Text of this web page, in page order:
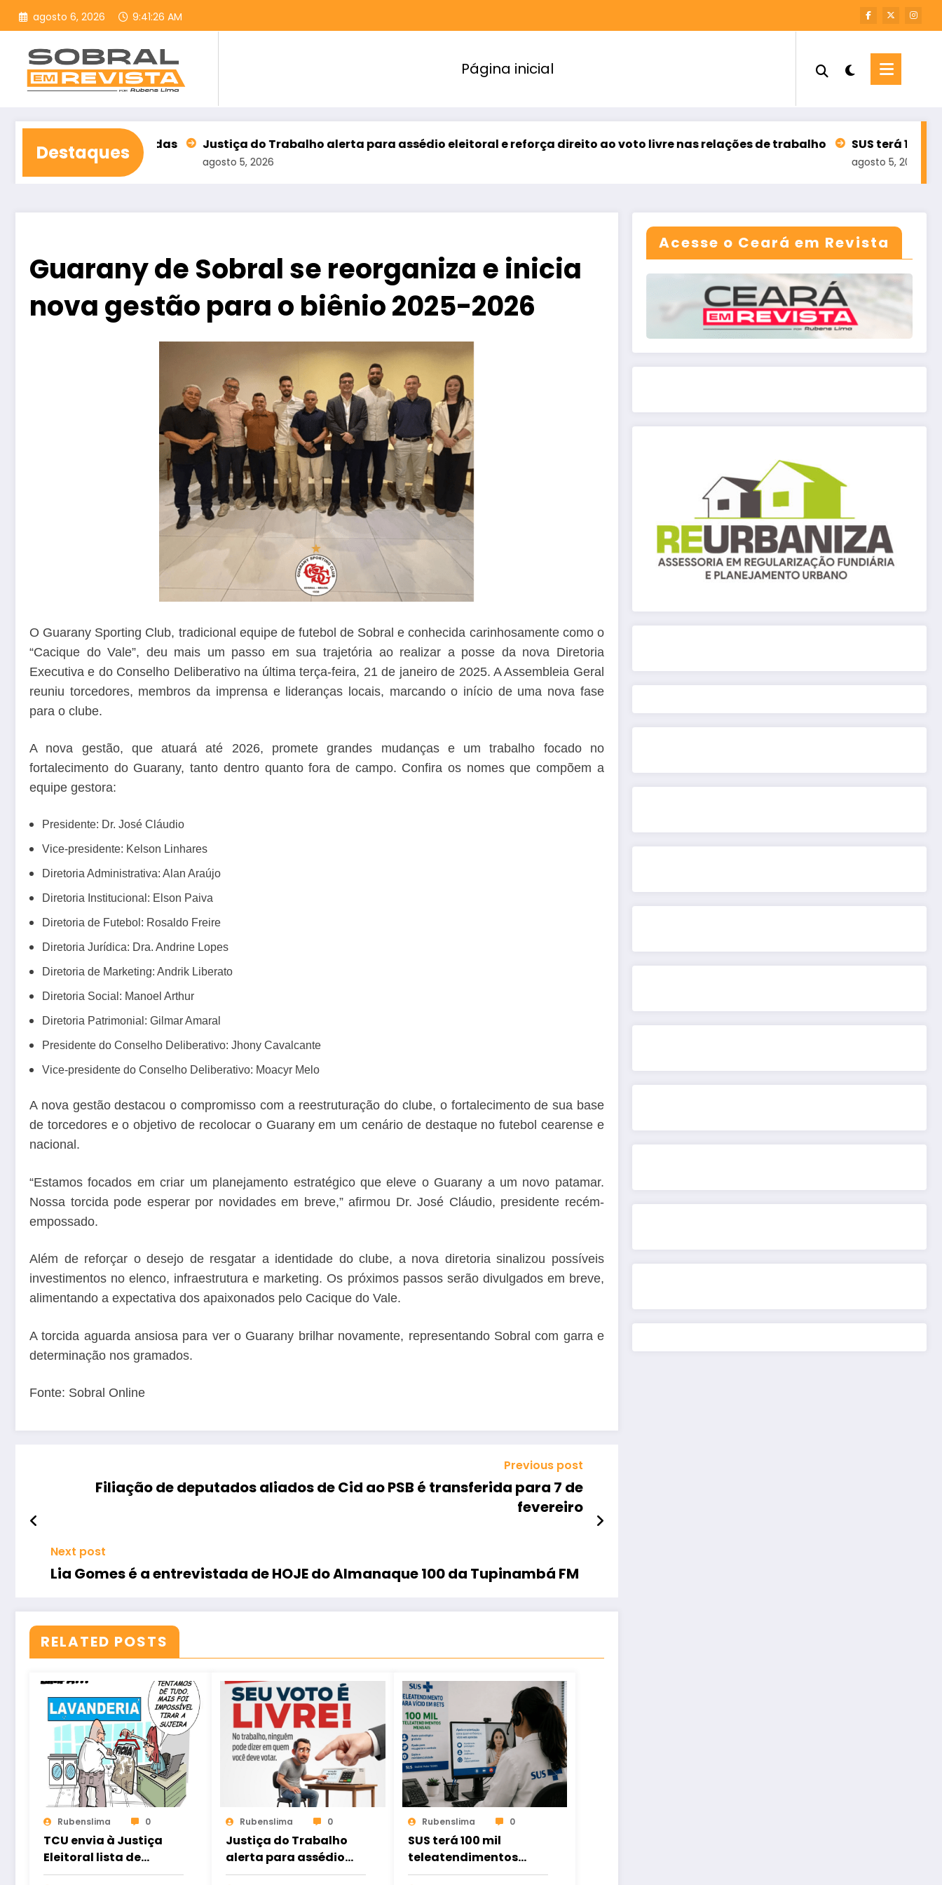
Pular
para
conteúdo
agosto 6, 2026 9:41:27 AM
Página inicial
Destaques
contas rejeitadas Justiça do Trabalho alerta para assédio eleitoral e reforça direito ao voto livre nas relações de trabalho
agosto 5, 2026
SUS terá 100 mil
agosto 5, 2026
Guarany de Sobral se reorganiza e inicia
nova gestão para o biênio 2025-2026
O Guarany Sporting Club, tradicional equipe de futebol de Sobral e conhecida carinhosamente como o
“Cacique do Vale”, deu mais um passo em sua trajetória ao realizar a posse da nova Diretoria
Executiva e do Conselho Deliberativo na última terça-feira, 21 de janeiro de 2025. A Assembleia Geral
reuniu torcedores, membros da imprensa e lideranças locais, marcando o início de uma nova fase
para o clube.
A nova gestão, que atuará até 2026, promete grandes mudanças e um trabalho focado no
fortalecimento do Guarany, tanto dentro quanto fora de campo. Confira os nomes que compõem a
equipe gestora:
Presidente: Dr. José Cláudio
Vice-presidente: Kelson Linhares
Diretoria Administrativa: Alan Araújo
Diretoria Institucional: Elson Paiva
Diretoria de Futebol: Rosaldo Freire
Diretoria Jurídica: Dra. Andrine Lopes
Diretoria de Marketing: Andrik Liberato
Diretoria Social: Manoel Arthur
Diretoria Patrimonial: Gilmar Amaral
Presidente do Conselho Deliberativo: Jhony Cavalcante
Vice-presidente do Conselho Deliberativo: Moacyr Melo
A nova gestão destacou o compromisso com a reestruturação do clube, o fortalecimento de sua base
de torcedores e o objetivo de recolocar o Guarany em um cenário de destaque no futebol cearense e
nacional.
“Estamos focados em criar um planejamento estratégico que eleve o Guarany a um novo patamar.
Nossa torcida pode esperar por novidades em breve,” afirmou Dr. José Cláudio, presidente recém-
empossado.
Além de reforçar o desejo de resgatar a identidade do clube, a nova diretoria sinalizou possíveis
investimentos no elenco, infraestrutura e marketing. Os próximos passos serão divulgados em breve,
alimentando a expectativa dos apaixonados pelo Cacique do Vale.
A torcida aguarda ansiosa para ver o Guarany brilhar novamente, representando Sobral com garra e
determinação nos gramados.
Fonte: Sobral Online
Previous post
Filiação de deputados aliados de Cid ao PSB é transferida para 7 de
fevereiro
Next post
Lia Gomes é a entrevistada de HOJE do Almanaque 100 da Tupinambá FM
RELATED POSTS
Rubenslima 0
TCU envia à Justiça
Eleitoral lista de
gestores com contas
Rubenslima 0
Justiça do Trabalho
alerta para assédio
eleitoral e reforça
Rubenslima 0
SUS terá 100 mil
teleatendimentos
para pessoas com
Acesse o Ceará em Revista